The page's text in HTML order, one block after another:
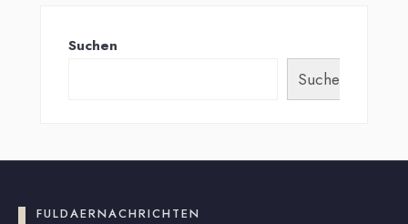
Suchen
Suchen
FULDAERNACHRICHTEN